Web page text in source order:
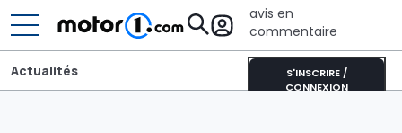
avis en
commentaire
S'INSCRIRE /
CONNEXION
Actualités